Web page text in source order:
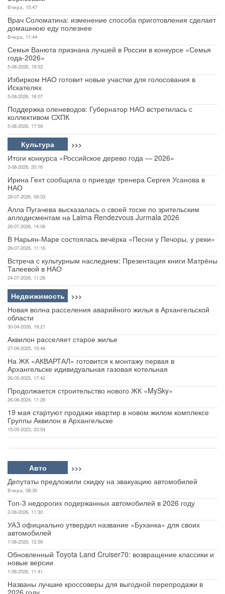
Вчера, 15:47
Врач Соломатина: изменение способа приготовления сделает
домашнюю еду полезнее
Вчера, 11:44
Семья Ванюта признана лучшей в России в конкурсе «Семья
года-2026»
5-08-2026, 19:53
Избирком НАО готовит новые участки для голосования в
Искателях
5-08-2026, 18:07
Поддержка оленеводов: Губернатор НАО встретилась с
коллективом СХПК
5-08-2026, 17:59
Культура >>>
Итоги конкурса «Российское дерево года — 2026»
3-08-2026, 20:16
Ирина Гехт сообщила о приезде тренера Сергея Усанова в
НАО
28-07-2026, 09:03
Алла Пугачева высказалась о своей тоске по зрительским
аплодисментам на Laima Rendezvous Jurmala 2026
26-07-2026, 14:06
В Нарьян-Маре состоялась вечёрка «Песни у Печоры, у реки»
26-07-2026, 11:16
Встреча с культурным наследием: Презентация книги Матрёны
Талеевой в НАО
24-07-2026, 11:26
Недвижимость >>>
Новая волна расселения аварийного жилья в Архангельской
области
30-04-2026, 19:21
Аквилон расселяет старое жилье
27-09-2025, 15:48
На ЖК «АКВАРТАЛ» готовится к монтажу первая в
Архангельске идивидуальная газовая котельная
26-05-2025, 17:42
Продолжается строительство нового ЖК «MySky»
26-06-2024, 11:28
19 мая стартуют продажи квартир в новом жилом комплексе
Группы Аквилон в Архангельске
15-05-2023, 23:54
Авто >>>
Депутаты предложили скидку на эвакуацию автомобилей
Вчера, 08:30
Топ-3 недорогих подержанных автомобилей в 2026 году
2-08-2026, 11:30
УАЗ официально утвердил название «Буханка» для своих
автомобилей
1-08-2026, 12:59
Обновленный Toyota Land Cruiser70: возвращение классики и
новые версии
1-08-2026, 11:41
Названы лучшие кроссоверы для выгодной перепродажи в
2026 году